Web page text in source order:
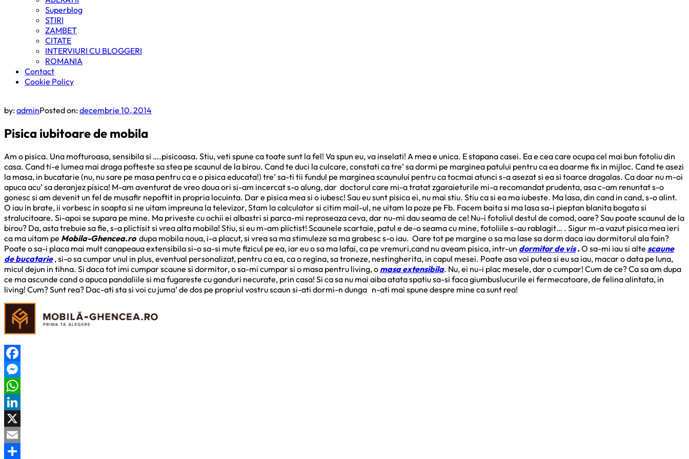
Superblog
STIRI
ZAMBET
CITATE
INTERVIURI CU BLOGGERI
ROMANIA
Contact
Cookie Policy
by:adminPosted on:decembrie 10, 2014
Pisica iubitoare de mobila
Am o pisica. Una mofturoasa, sensibila si ….pisicoasa. Stiu, veti spune ca toate sunt la fel! Va spun eu, va inselati! A mea e unica. E stapana casei. Ea e cea care ocupa cel mai bun fotoliu din
casa. Cand ti-e lumea mai draga pofteste sa stea pe scaunul de la birou. Cand te duci la culcare, constati ca tre’ sa dormi pe marginea patului pentru ca ea doarme fix in mijloc. Cand te asezi
la masa, in bucatarie (nu, nu sare pe masa pentru ca e o pisica educata!) tre’ sa-ti tii fundul pe marginea scaunului pentru ca tocmai atunci s-a asezat si ea si toarce dragalas. Ca doar nu m-oi
apuca acu’ sa deranjez pisica! M-am aventurat de vreo doua ori si-am incercat s-o alung, dar doctorul care mi-a tratat zgaraieturile mi-a recomandat prudenta, asa c-am renuntat s-o
gonesc si am devenit un fel de musafir nepoftit in propria locuinta. Dar e pisica mea si o iubesc! Sau eu sunt pisica ei, nu mai stiu. Stiu ca si ea ma iubeste. Ma lasa, din cand in cand, s-o alint.
O iau in brate, ii vorbesc in soapta si ne uitam impreuna la televizor, Stam la calculator si citim mail-ul, ne uitam la poze pe Fb. Facem baita si ma lasa sa-i pieptan blanita bogata si
stralucitoare. Si-apoi se supara pe mine. Ma priveste cu ochii ei albastri si parca-mi reproseaza ceva, dar nu-mi dau seama de ce! Nu-i fotoliul destul de comod, oare? Sau poate scaunul de la
birou? Da, asta trebuie sa fie, s-a plictisit si vrea alta mobila! Stiu, si eu m-am plictist! Scaunele scartaie, patul e de-o seama cu mine, fotoliile s-au rablagit… . Sigur m-a vazut pisica mea ieri
ca ma uitam pe Mobila-Ghencea.ro dupa mobila noua, i-a placut, si vrea sa ma stimuleze sa ma grabesc s-o iau. Oare tot pe margine o sa ma lase sa dorm daca iau dormitorul ala fain?
Poate o sa-i placa mai mult canapeaua extensibila si-o sa-si mute fizicul pe ea, iar eu o sa ma lafai, ca pe vremuri,cand nu aveam pisica, intr-un dormitor de vis.O sa-mi iau si alte scaune
de bucatarie, si-o sa cumpar unul in plus, eventual personalizat, pentru ca ea, ca o regina, sa troneze, nestingherita, in capul mesei. Poate asa voi putea si eu sa iau, macar o data pe luna,
micul dejun in tihna. Si daca tot imi cumpar scaune si dormitor, o sa-mi cumpar si o masa pentru living, o masa extensibila. Nu, ei nu-i plac mesele, dar o cumpar! Cum de ce? Ca sa am dupa
ce ma ascunde cand o apuca pandaliile si ma fugareste cu ganduri necurate, prin casa! Si ca sa nu mai aiba atata spatiu sa-si faca giumbuslucurile ei fermecatoare, de felina alintata, in
living! Cum? Sunt rea? Dac-ati sta si voi cu juma’ de dos pe propriul vostru scaun si-ati dormi-n dunga n-ati mai spune despre mine ca sunt rea!
Facebook
Messenger
WhatsApp
LinkedIn
X
Email